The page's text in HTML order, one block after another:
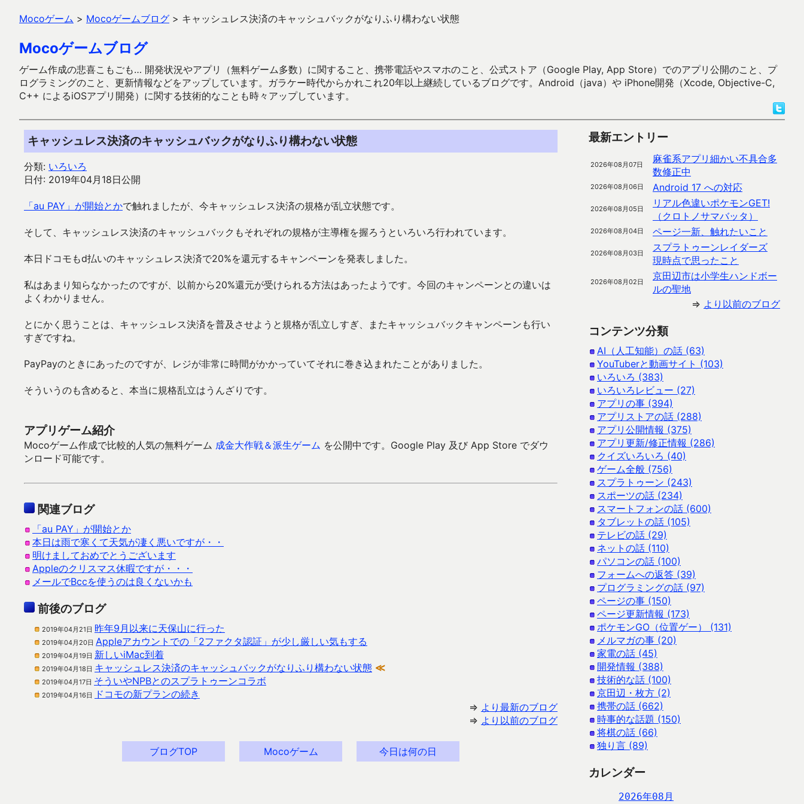
Mocoゲーム > Mocoゲームブログ > キャッシュレス決済のキャッシュバックがなりふり構わない状態
Mocoゲームブログ
ゲーム作成の悲喜こもごも… 開発状況やアプリ（無料ゲーム多数）に関すること、携帯電話やスマホのこと、公式ストア（Google Play, App Store）でのアプリ公開のこと、プ
ログラミングのこと、更新情報などをアップしています。ガラケー時代からかれこれ20年以上継続しているブログです。Android（java）や iPhone開発（Xcode, Objective-C,
C++ によるiOSアプリ開発）に関する技術的なことも時々アップしています。
キャッシュレス決済のキャッシュバックがなりふり構わない状態
分類: いろいろ
日付: 2019年04月18日公開
「au PAY」が開始とかで触れましたが、今キャッシュレス決済の規格が乱立状態です。
そして、キャッシュレス決済のキャッシュバックもそれぞれの規格が主導権を握ろうといろいろ行われています。
本日ドコモもd払いのキャッシュレス決済で20%を還元するキャンペーンを発表しました。
私はあまり知らなかったのですが、以前から20%還元が受けられる方法はあったようです。今回のキャンペーンとの違いは
よくわかりません。
とにかく思うことは、キャッシュレス決済を普及させようと規格が乱立しすぎ、またキャッシュバックキャンペーンも行い
すぎですね。
PayPayのときにあったのですが、レジが非常に時間がかかっていてそれに巻き込まれたことがありました。
そういうのも含めると、本当に規格乱立はうんざりです。
アプリゲーム紹介
Mocoゲーム作成で比較的人気の無料ゲーム 成金大作戦＆派生ゲーム を公開中です。Google Play 及び App Store でダウ
ンロード可能です。
関連ブログ
「au PAY」が開始とか
本日は雨で寒くて天気が凄く悪いですが・・
明けましておめでとうございます
Appleのクリスマス休暇ですが・・・
メールでBccを使うのは良くないかも
前後のブログ
2019年04月21日 昨年9月以来に天保山に行った
2019年04月20日 Appleアカウントでの「2ファクタ認証」が少し厳しい気もする
2019年04月19日 新しいiMac到着
2019年04月18日 キャッシュレス決済のキャッシュバックがなりふり構わない状態 ≪
2019年04月17日 そういやNPBとのスプラトゥーンコラボ
2019年04月16日
ドコモの新プランの続き
⇒ より最新のブログ
⇒ より以前のブログ
ブログTOP Mocoゲーム 今日は何の日
最新エントリー
2026年08月07日
麻雀系アプリ細かい不具合多
数修正中
2026年08月06日 Android 17 への対応
2026年08月05日
リアル色違いポケモンGET!
（クロトノサマバッタ）
2026年08月04日 ページ一新、触れたいこと
2026年08月03日
スプラトゥーンレイダーズ
現時点で思ったこと
2026年08月02日
京田辺市は小学生ハンドボー
ルの聖地
⇒ より以前のブログ
コンテンツ分類
AI（人工知能）の話 (63)
YouTuberと動画サイト (103)
いろいろ (383)
いろいろレビュー (27)
アプリの事 (394)
アプリストアの話 (288)
アプリ公開情報 (375)
アプリ更新/修正情報 (286)
クイズいろいろ (40)
ゲーム全般 (756)
スプラトゥーン (243)
スポーツの話 (234)
スマートフォンの話 (600)
タブレットの話 (105)
テレビの話 (29)
ネットの話 (110)
パソコンの話 (100)
フォームへの返答 (39)
プログラミングの話 (97)
ページの事 (150)
ページ更新情報 (173)
ポケモンGO（位置ゲー） (131)
メルマガの事 (20)
家電の話 (45)
開発情報 (388)
技術的な話 (100)
京田辺・枚方 (2)
携帯の話 (662)
時事的な話題 (150)
将棋の話 (66)
独り言 (89)
カレンダー
2026年08月